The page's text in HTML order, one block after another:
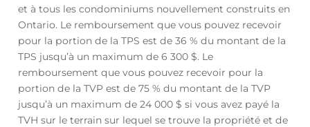
et à tous les condominiums nouvellement construits en
Ontario. Le remboursement que vous pouvez recevoir
pour la portion de la TPS est de 36 % du montant de la
TPS jusqu’à un maximum de 6 300 $. Le
remboursement que vous pouvez recevoir pour la
portion de la TVP est de 75 % du montant de la TVP
jusqu’à un maximum de 24 000 $ si vous avez payé la
TVH sur le terrain sur lequel se trouve la propriété et de